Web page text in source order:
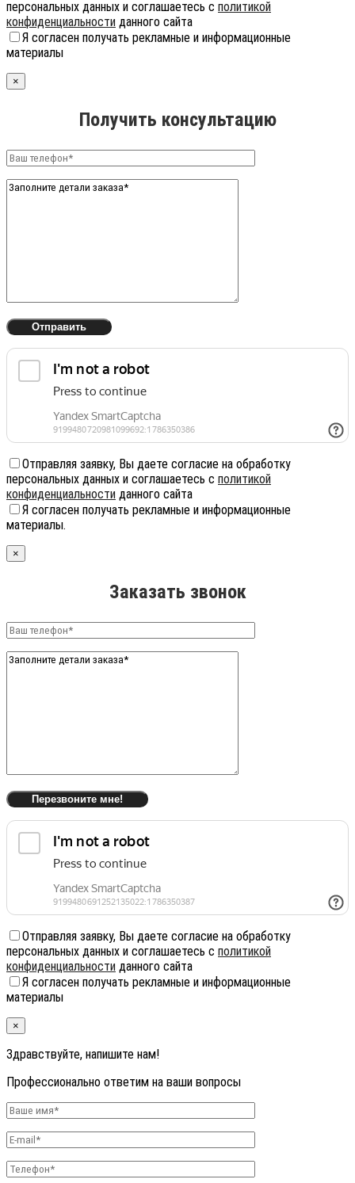
персональных данных и соглашаетесь с политикой
конфиденциальности данного сайта
Я согласен получать рекламные и информационные
материалы
×
Получить консультацию
Отправляя заявку, Вы даете согласие на обработку
персональных данных и соглашаетесь с политикой
конфиденциальности данного сайта
Я согласен получать рекламные и информационные
материалы.
×
Заказать звонок
Отправляя заявку, Вы даете согласие на обработку
персональных данных и соглашаетесь с политикой
конфиденциальности данного сайта
Я согласен получать рекламные и информационные
материалы
×
Здравствуйте, напишите нам!
Профессионально ответим на ваши вопросы